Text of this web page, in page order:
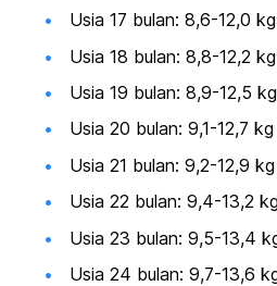
Usia 17 bulan: 8,6-12,0 kg
Usia 18 bulan: 8,8-12,2 kg
Usia 19 bulan: 8,9-12,5 kg
Usia 20 bulan: 9,1-12,7 kg
Usia 21 bulan: 9,2-12,9 kg
Usia 22 bulan: 9,4-13,2 kg
Usia 23 bulan: 9,5-13,4
Usia 24 bulan: 9,7-13,6